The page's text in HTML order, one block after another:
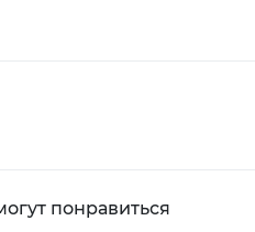
понравиться